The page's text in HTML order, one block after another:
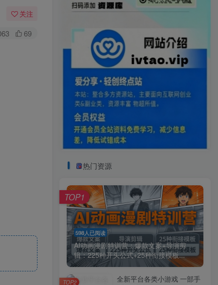
关注
69
热门资源
598人已阅读
AI动画漫剧特训营：爆款文案+导演剪
辑：225种开头公式+25种衔接模板...
TOP1
全新平台各类小游戏 一部手
TOP2